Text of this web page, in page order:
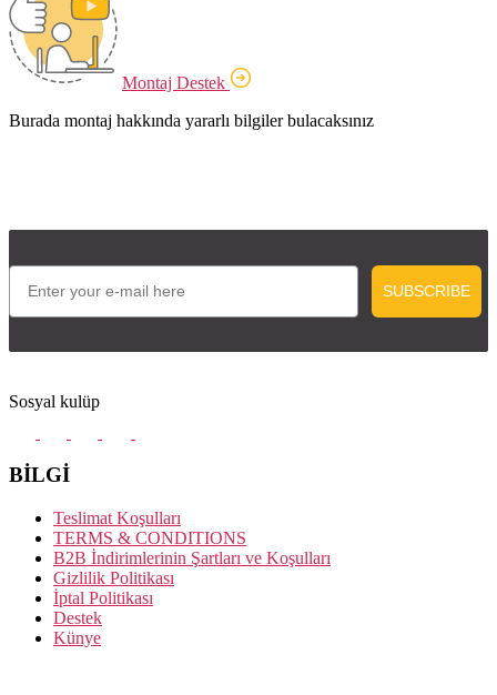
Montaj Destek
Burada montaj hakkında yararlı bilgiler bulacaksınız
Email
SUBSCRIBE
Sosyal kulüp
BİLGİ
Teslimat Koşulları
TERMS & CONDITIONS
B2B İndirimlerinin Şartları ve Koşulları
Gizlilik Politikası
İptal Politikası
Destek
Künye